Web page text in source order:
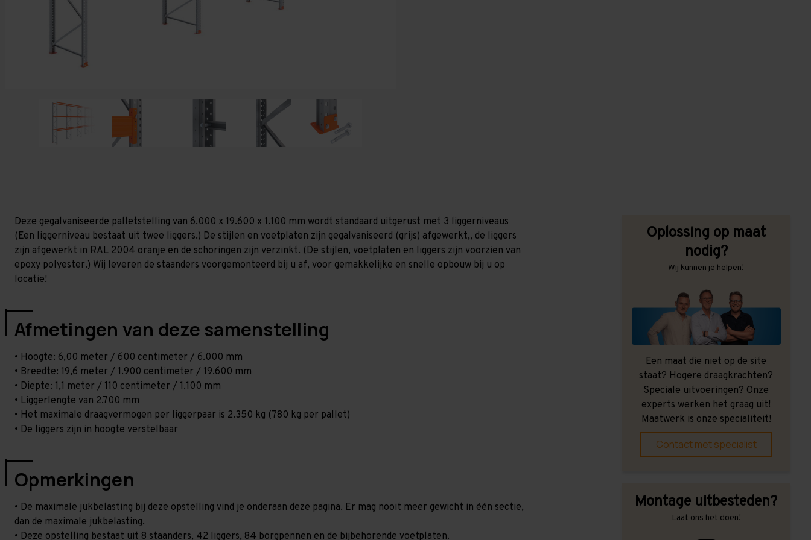
Deze gegalvaniseerde palletstelling van 6.000 x 19.600 x 1.100 mm wordt standaard uitgerust met 3 liggerniveaus
(Een liggerniveau bestaat uit twee liggers.) De stijlen en voetplaten zijn gegalvaniseerd (grijs) afgewerkt,, de liggers
zijn afgewerkt in RAL 2004 oranje en de schoringen zijn verzinkt. (De stijlen, voetplaten en liggers zijn voorzien van
epoxy polyester.) Wij leveren de staanders voorgemonteerd bij u af, voor gemakkelijke en snelle opbouw bij u op
locatie!
Afmetingen van deze samenstelling
• Hoogte: 6,00 meter / 600 centimeter / 6.000 mm
• Breedte: 19,6 meter / 1.900 centimeter / 19.600 mm
• Diepte: 1,1 meter / 110 centimeter / 1.100 mm
• Liggerlengte van 2.700 mm
• Het maximale draagvermogen per liggerpaar is 2.350 kg (780 kg per pallet)
• De liggers zijn in hoogte verstelbaar
Opmerkingen
• De maximale jukbelasting bij deze opstelling vind je onderaan deze pagina. Er mag nooit meer gewicht in één sectie,
dan de maximale jukbelasting.
• Deze opstelling bestaat uit 8 staanders, 42 liggers, 84 borgpennen en de bijbehorende voetplaten.
Oplossing op maat
nodig?
Wij kunnen je helpen!
Een maat die niet op de site
staat? Hogere draagkrachten?
Speciale uitvoeringen? Onze
experts werken het graag uit!
Maatwerk is onze specialiteit!
Contact met specialist
Montage uitbesteden?
Laat ons het doen!